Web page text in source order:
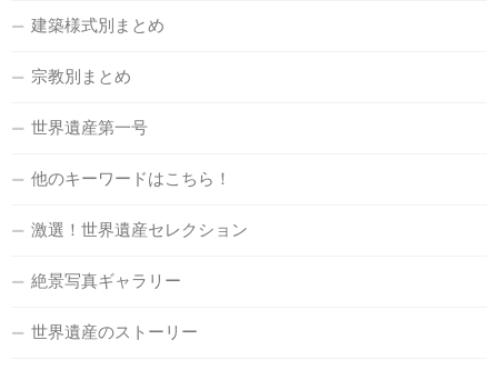
建築様式別まとめ
宗教別まとめ
世界遺産第一号
他のキーワードはこちら！
激選！世界遺産セレクション
絶景写真ギャラリー
世界遺産のストーリー